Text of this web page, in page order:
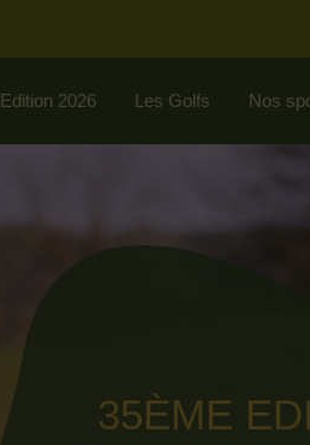
Edition 2026 Les Golfs Nos
35ÈME